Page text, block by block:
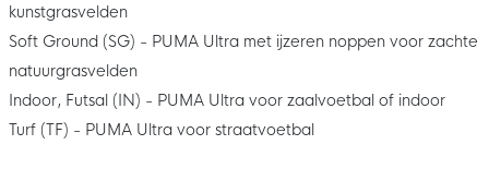
kunstgrasvelden
Soft Ground (SG) - PUMA Ultra met ijzeren noppen voor zachte
natuurgrasvelden
Indoor, Futsal (IN) - PUMA Ultra voor zaalvoetbal of indoor
Turf (TF) - PUMA Ultra voor straatvoetbal